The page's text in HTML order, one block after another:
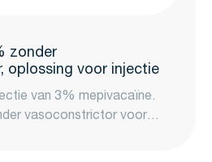
zonder
oplossing voor injectie
van 3% mepivacaïne.
vasoconstrictor voor